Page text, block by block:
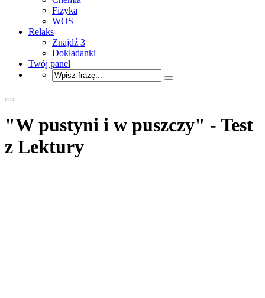
Fizyka
WOS
Relaks
Znajdź 3
Dokładanki
Twój panel
"W pustyni i w puszczy" - Test
z Lektury